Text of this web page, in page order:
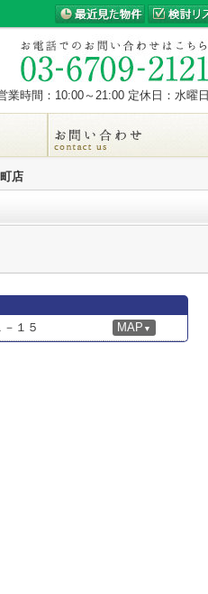
業時間：10:00～21:00 定休日：水曜日
店
１５ MAP ▼